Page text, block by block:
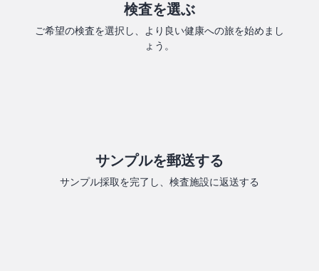
検査を選ぶ
ご希望の検査を選択し、より良い健康への旅を始めまし
ょう。
サンプルを郵送する
サンプル採取を完了し、検査施設に返送する